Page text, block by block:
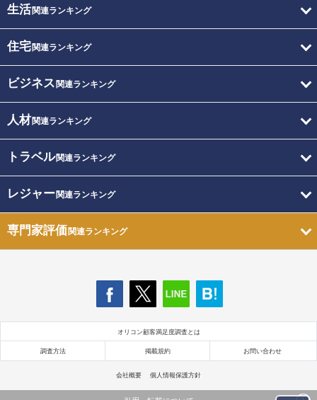
生活関連ランキング
住宅関連ランキング
ビジネス 関連ランキング
人材関連ランキング
トラベル関連ランキング
レジャー関連ランキング
専門家評価関連ランキング
オリコン顧客満足度調査とは
調査方法 掲載規約 お問い合わせ
会社概要 個人情報保護方針